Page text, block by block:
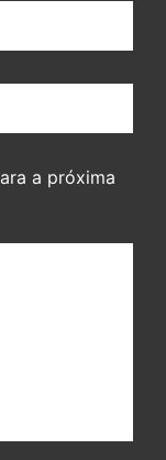
a próxima